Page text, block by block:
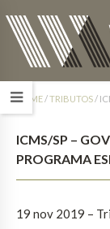
HOME/TRIBUTOS/
ICMS/SP –
PROGRAMA
19 nov 2019 –